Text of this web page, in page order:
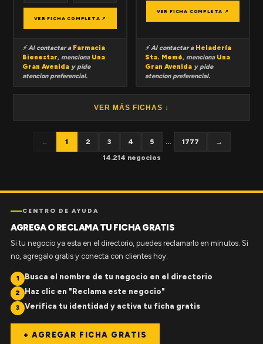
VER FICHA COMPLETA ↗
⚡ Al contactar a Farmacia
Bienestar, menciona Una
Gran Avenida y pide
atencion preferencial.
VER FICHA COMPLETA ↗
⚡ Al contactar a Heladería
Sta. Memé, menciona Una
Gran Avenida y pide
atencion preferencial.
VER MÁS FICHAS ↓
← 1 2 3 4 5 ... 1777
→
14.214 negocios
CENTRO DE AYUDA
AGREGA O RECLAMA TU FICHA GRATIS
Si tu negocio ya esta en el directorio, puedes reclamarlo en minutos. Si
no, agregalo gratis y conecta con clientes hoy.
1 Busca el nombre de tu negocio en el directorio
2 Haz clic en "Reclama este negocio"
3 Verifica tu identidad y activa tu ficha gratis
+ AGREGAR FICHA GRATIS